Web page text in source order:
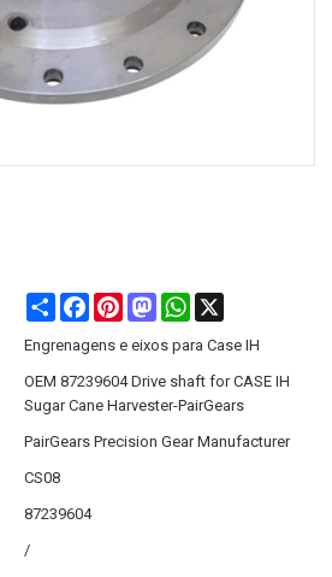
Share FacebookPinterestMastodonWhatsApp
Engrenagens e eixos para Case IH
OEM 87239604 Drive shaft for CASE IH
Sugar Cane Harvester-PairGears
PairGears Precision Gear Manufacturer
CS08
87239604
/